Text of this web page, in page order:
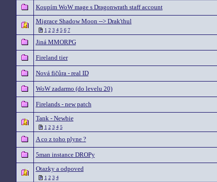
Koupím WoW mage s Dragonwrath staff account
Migrace Shadow Moon --> Drak'thul
1 2 3 4 5 6 7
Jiná MMORPG
Fireland tier
Nová fičůra - real ID
WoW zadarmo (do levelu 20)
Firelands - new patch
Tank - Newbie
1 2 3 4 5
A co z toho plyne ?
5man instance DROPy
Otazky a odpoved
1 2 3 4